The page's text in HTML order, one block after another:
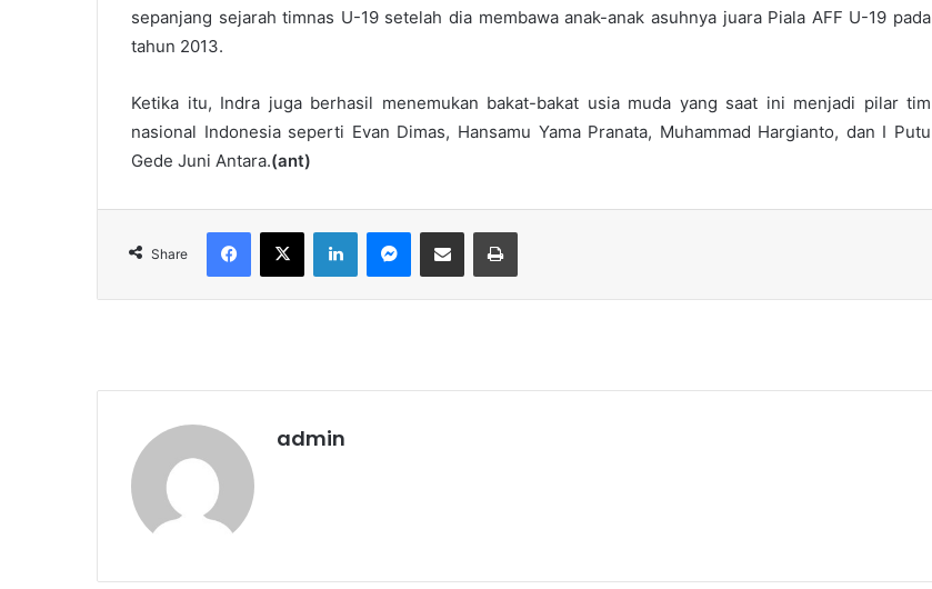
sepanjang sejarah timnas U-19 setelah dia membawa anak-anak asuhnya juara Piala AFF U-19 pada
tahun 2013.
Ketika itu, Indra juga berhasil menemukan bakat-bakat usia muda yang saat ini menjadi pilar tim
nasional Indonesia seperti Evan Dimas, Hansamu Yama Pranata, Muhammad Hargianto, dan I Putu
Gede Juni Antara.(ant)
Share
admin